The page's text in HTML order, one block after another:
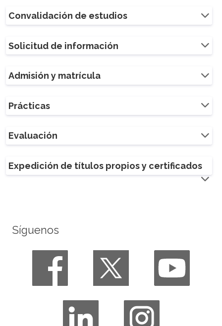
Convalidación de estudios
Solicitud de información
Admisión y matrícula
Prácticas
Evaluación
Expedición de títulos propios y certificados
Síguenos